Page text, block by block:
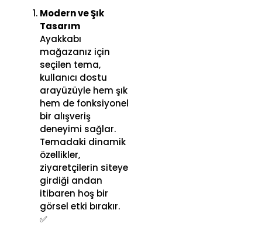
Modern ve Şık
Tasarım
Ayakkabı
mağazanız için
seçilen tema,
kullanıcı dostu
arayüzüyle hem şık
hem de fonksiyonel
bir alışveriş
deneyimi sağlar.
Temadaki dinamik
özellikler,
ziyaretçilerin siteye
girdiği andan
itibaren hoş bir
görsel etki bırakır.
✅